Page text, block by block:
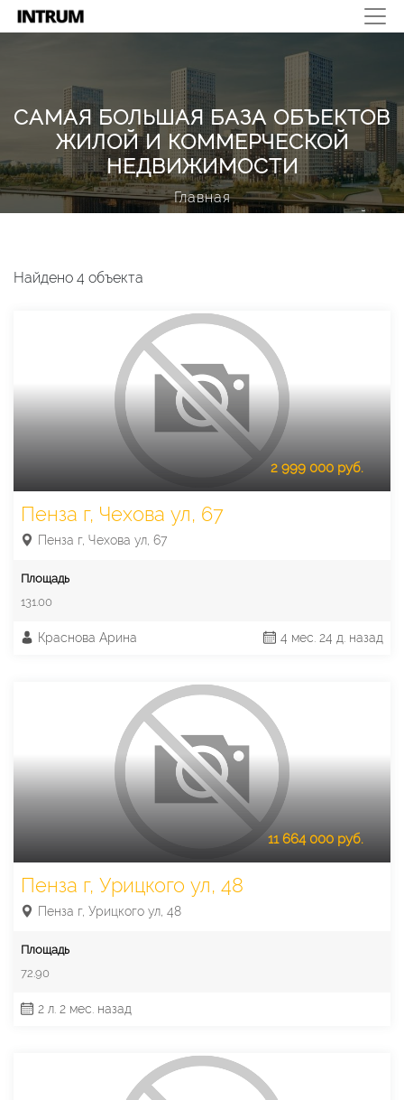
САМАЯ БОЛЬШАЯ БАЗА ОБЪЕКТОВ
ЖИЛОЙ И КОММЕРЧЕСКОЙ
НЕДВИЖИМОСТИ
Главная
САМАЯ БОЛЬШАЯ БАЗА ОБЪЕКТОВ ЖИЛОЙ И
Найдено 4 объекта
2 999 000 руб.
Пенза г, Чехова ул, 67
Пенза г, Чехова ул, 67
Площадь
131.00
Краснова Арина 4 мес. 24 д. назад
11 664 000 руб.
Пенза г, Урицкого ул, 48
Пенза г, Урицкого ул, 48
Площадь
72.90
2 л. 2 мес. назад